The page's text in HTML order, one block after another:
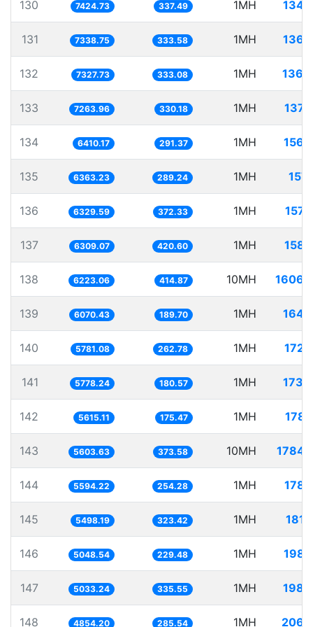
130 7424.73 337.49 1MH
131 7338.75 333.58 1MH
132 7327.73 333.08 1MH
133 7263.96 330.18 1MH
134 6410.17 291.37 1MH
135 6363.23 289.24 1MH
136 6329.59 372.33 1MH
137 6309.07 420.60 1MH
138 6223.06 414.87 10MH
139 6070.43 189.70 1MH
140 5781.08 262.78 1MH
141 5778.24 180.57 1MH
142 5615.11 175.47 1MH
143 5603.63 373.58 10MH
144 5594.22 254.28 1MH
145 5498.19 323.42 1MH
146 5048.54 229.48 1MH
147 5033.24 335.55 1MH
148 4854.20 285.54 1MH